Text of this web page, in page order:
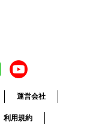
運営会社
利用規約